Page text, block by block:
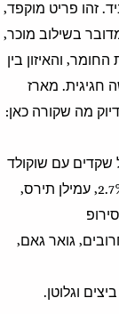
זהו פריט מוקפד,
בשילוב מוכר,
והאיזון בין
חגיגית. מארז
מה שקורה כאן:
שקדים עם שוקולד
חלב 5%, סוכר, שמן דקלים, חמאת קקאו, עיסת קקאו, אבקת חלב רזה, שומן חמאה, שקדים 2.7%, עמילן תירס,
סירופ
גואר גאם,
וגלוטן.